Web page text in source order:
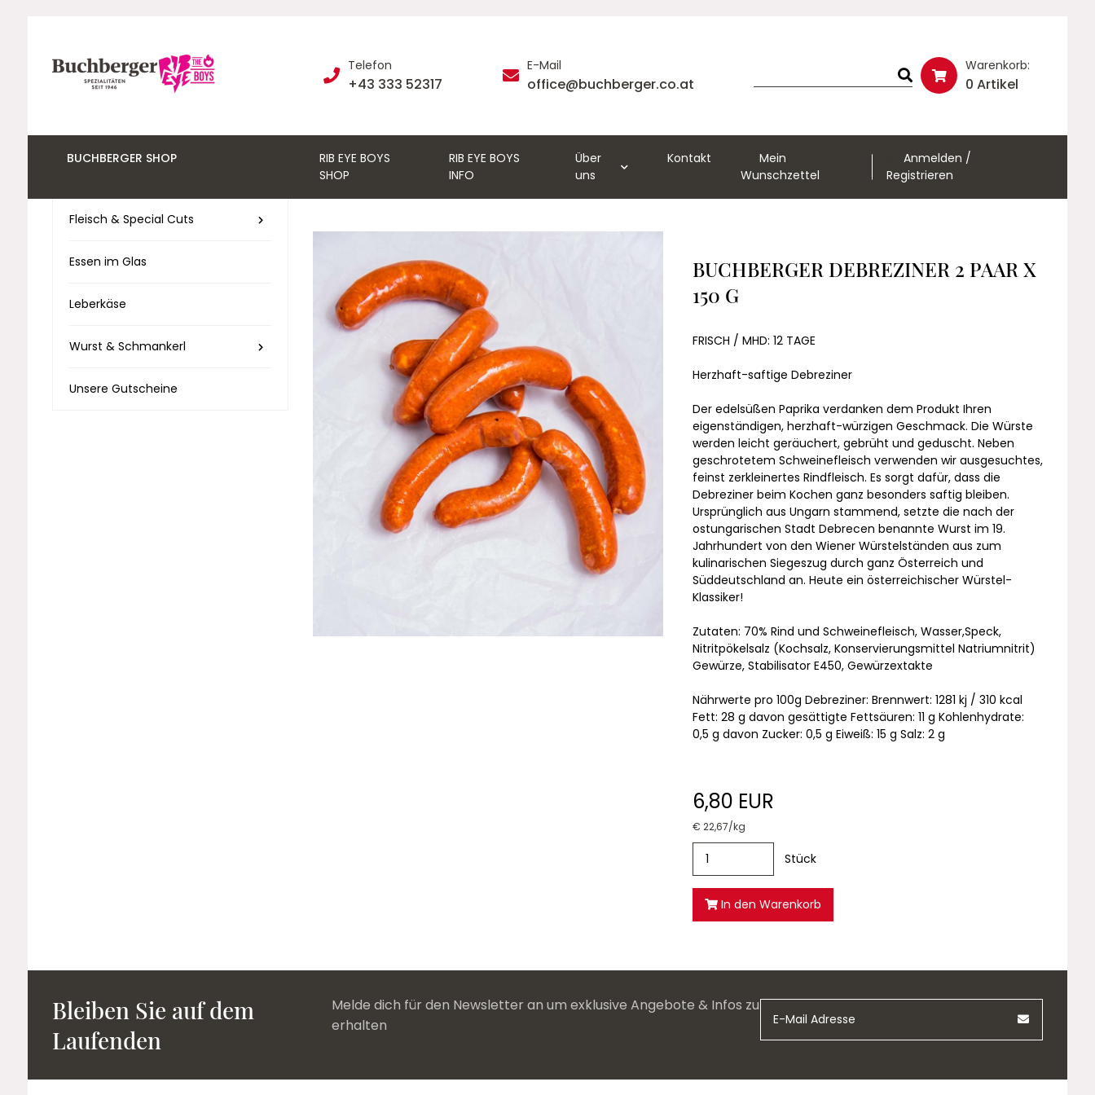
Telefon
+43 333 52317
E-Mail
office@buchberger.co.at
Warenkorb:
0 Artikel
BUCHBERGER SHOP
RIB EYE BOYS
SHOP
RIB EYE BOYS
INFO
Über
uns
Kontakt
Mein
Wunschzettel
Anmelden /
Registrieren
Fleisch & Special Cuts
Essen im Glas
Leberkäse
Wurst & Schmankerl
Unsere Gutscheine
BUCHBERGER DEBREZINER 2 PAAR X
150 G
FRISCH / MHD: 12 TAGE
Herzhaft-saftige Debreziner
Der edelsüßen Paprika verdanken dem Produkt Ihren
eigenständigen, herzhaft-würzigen Geschmack. Die Würste
werden leicht geräuchert, gebrüht und geduscht. Neben
geschrotetem Schweinefleisch verwenden wir ausgesuchtes,
feinst zerkleinertes Rindfleisch. Es sorgt dafür, dass die
Debreziner beim Kochen ganz besonders saftig bleiben.
Ursprünglich aus Ungarn stammend, setzte die nach der
ostungarischen Stadt Debrecen benannte Wurst im 19.
Jahrhundert von den Wiener Würstelständen aus zum
kulinarischen Siegeszug durch ganz Österreich und
Süddeutschland an. Heute ein österreichischer Würstel-
Klassiker!
Zutaten: 70% Rind und Schweinefleisch, Wasser,Speck,
Nitritpökelsalz (Kochsalz, Konservierungsmittel Natriumnitrit)
Gewürze, Stabilisator E450, Gewürzextakte
Nährwerte pro 100g Debreziner: Brennwert: 1281 kj / 310 kcal
Fett: 28 g davon gesättigte Fettsäuren: 11 g Kohlenhydrate:
0,5 g davon Zucker: 0,5 g Eiweiß: 15 g Salz: 2 g
6,80 EUR
€ 22,67/kg
Stück
In den Warenkorb
Bleiben Sie auf dem
Laufenden
Melde dich für den Newsletter an um exklusive Angebote & Infos zu
erhalten